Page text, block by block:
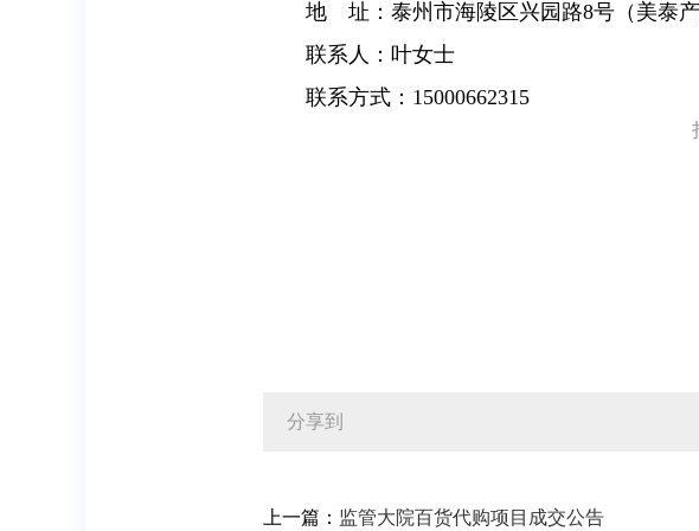
地 址：泰州市海陵区兴园路8号（美泰
联系人：叶女士
联系方式：15000662315
分享到
上一篇： 监管大院百货代购项目成交公告